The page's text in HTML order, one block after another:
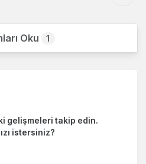
Oku 1
gelişmeleri takip edin.
istersiniz?